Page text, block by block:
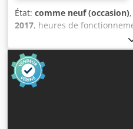
État: comme neuf (occasion)
2017, heures de
, hauteur de
carburant:électrique, type
construction:
,
EX * Pyroban 2G / Zone 1 Mât
Hohijkr ID : 24110.7680 Cat.